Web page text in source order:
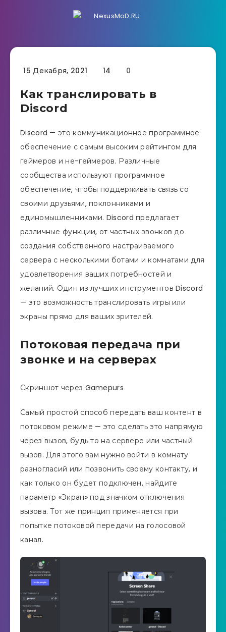
15 Декабря, 2021 14 0
Как транслировать в
Discord
Discord — это коммуникационное программное
обеспечение с самым высоким рейтингом для
геймеров и не-геймеров. Различные
сообщества используют программное
обеспечение, чтобы поддерживать связь со
своими друзьями, поклонниками и
единомышленниками. Discord предлагает
различные функции, от частных звонков до
создания собственного настраиваемого
сервера с несколькими ботами и комнатами для
удовлетворения ваших потребностей и
желаний. Один из лучших инструментов Discord
— это возможность транслировать игры или
экраны прямо для ваших зрителей.
Потоковая передача при
звонке и на серверах
Скриншот через Gamepurs
Самый простой способ передать ваш контент в
потоковом режиме — это сделать это напрямую
через вызов, будь то на сервере или частный
вызов. Для этого вам нужно войти в комнату
разногласий или позвонить своему контакту, и
как только он будет подключен, найдите
параметр «Экран» под значком отключения
вызова. Тот же принцип применяется при
попытке потоковой передачи на голосовой
канал.